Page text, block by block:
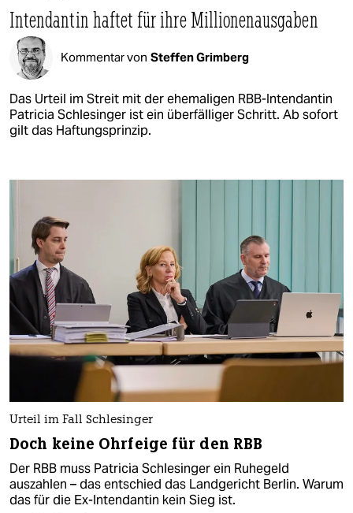
Intendantin haftet für ihre Millionenausgaben
Kommentar von Steffen Grimberg
Das Urteil im Streit mit der ehemaligen RBB-Intendantin
Patricia Schlesinger ist ein überfälliger Schritt. Ab sofort
gilt das Haftungsprinzip.
Urteil im Fall Schlesinger
Doch keine Ohrfeige für den RBB
Der RBB muss Patricia Schlesinger ein Ruhegeld
auszahlen – das entschied das Landgericht Berlin. Warum
das für die Ex-Intendantin kein Sieg ist.